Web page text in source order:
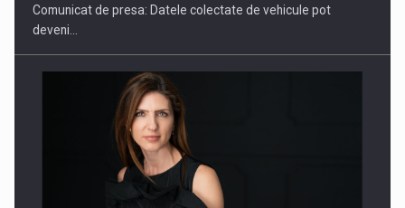
PUTTING ROMANIAN CORPORATE COMPANIES ON THE
Comunicat de presa: Datele colectate de vehicule pot
deveni…